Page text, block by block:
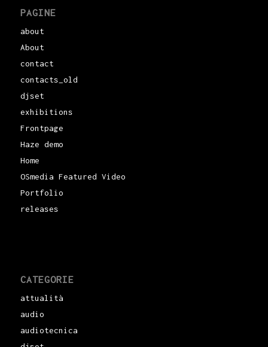
PAGINE
about
About
contact
contacts_old
djset
exhibitions
Frontpage
Haze demo
Home
OSmedia Featured Video
Portfolio
releases
CATEGORIE
attualità
audio
audiotecnica